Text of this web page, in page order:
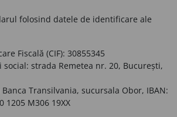
folosind datele de identificare ale
Fiscală (CIF): 30855345
social: strada Remetea nr. 20, București,
Banca Transilvania, sucursala Obor, IBAN:
1205 M306 19XX